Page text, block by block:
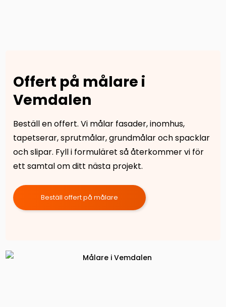
Offert på målare i
Vemdalen
Beställ en offert. Vi målar fasader, inomhus,
tapetserar, sprutmålar, grundmålar och spacklar
och slipar. Fyll i formuläret så återkommer vi för
ett samtal om ditt nästa projekt.
Beställ offert på målare